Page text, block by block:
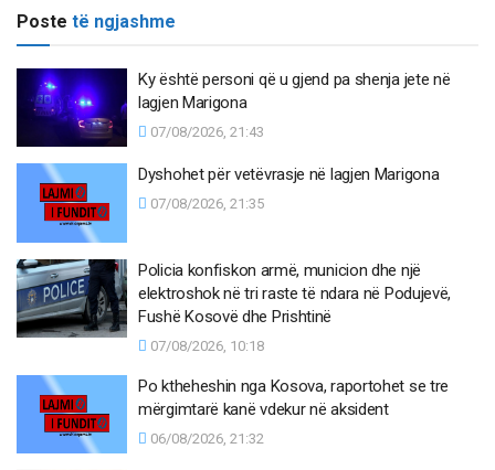
Poste të ngjashme
Ky është personi që u gjend pa shenja jete në
lagjen Marigona
07/08/2026, 21:43
Dyshohet për vetëvrasje në lagjen Marigona
07/08/2026, 21:35
Policia konfiskon armë, municion dhe një
elektroshok në tri raste të ndara në Podujevë,
Fushë Kosovë dhe Prishtinë
07/08/2026, 10:18
Po ktheheshin nga Kosova, raportohet se tre
mërgimtarë kanë vdekur në aksident
06/08/2026, 21:32